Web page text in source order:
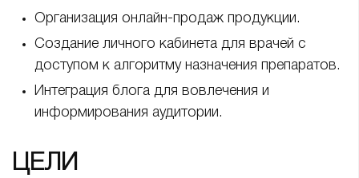
Организация онлайн-продаж продукции.
Создание личного кабинета для врачей с
доступом к алгоритму назначения препаратов.
Интеграция блога для вовлечения и
информирования аудитории.
ЦЕЛИ